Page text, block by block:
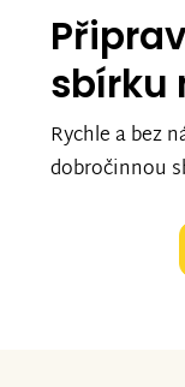
sbírku
Rychle a bez
dobročinnou